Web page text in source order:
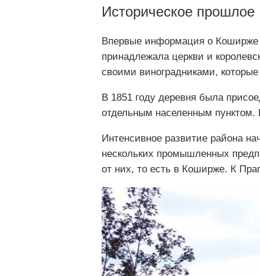
Историческое прошлое
Впервые информация о Коширже
принадлежала церкви и
своими виноградниками,
В 1851 году деревня была
отдельным населенным пунктом.
Интенсивное развитие района
нескольких промышленных
от них, то есть в Коширже. К